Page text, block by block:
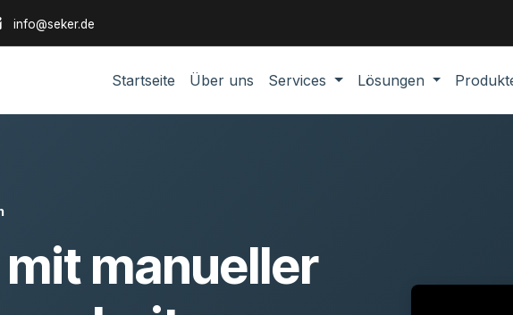
info@seker.de
Startseite Über uns Services Lösungen
manueller